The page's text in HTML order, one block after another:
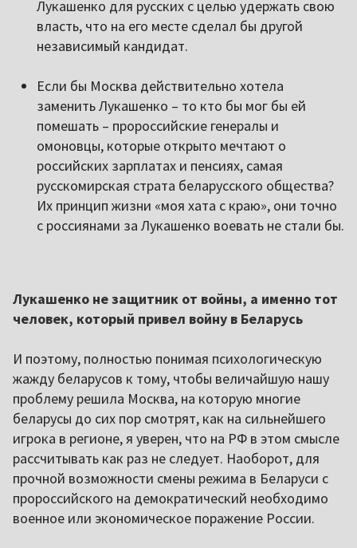
Лукашенко для русских с целью удержать свою
власть, что на его месте сделал бы другой
независимый кандидат.
Если бы Москва действительно хотела
заменить Лукашенко – то кто бы мог бы ей
помешать – пророссийские генералы и
омоновцы, которые открыто мечтают о
российских зарплатах и пенсиях, самая
русскомирская страта беларусского общества?
Их принцип жизни «моя хата с краю», они точно
с россиянами за Лукашенко воевать не стали бы.
Лукашенко не защитник от войны, а именно тот
человек, который привел войну в Беларусь
И поэтому, полностью понимая психологическую
жажду беларусов к тому, чтобы величайшую нашу
проблему решила Москва, на которую многие
беларусы до сих пор смотрят, как на сильнейшего
игрока в регионе, я уверен, что на РФ в этом смысле
рассчитывать как раз не следует. Наоборот, для
прочной возможности смены режима в Беларуси с
пророссийского на демократический необходимо
военное или экономическое поражение России.